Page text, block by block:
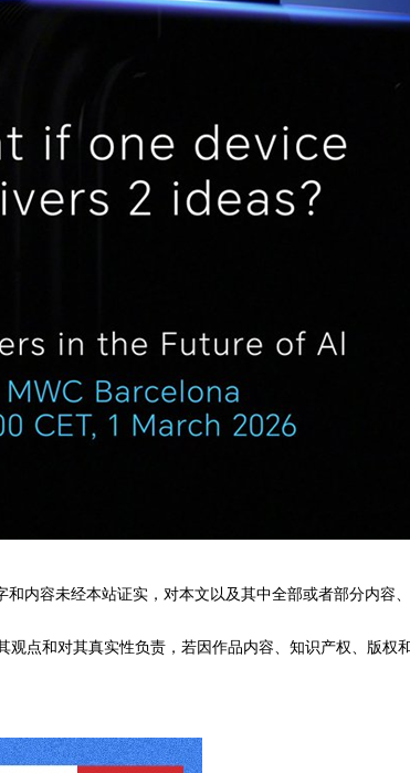
内容未经本站证实，对本文以及其中全部或者部分内容
点和对其真实性负责，若因作品内容、知识产权、版权